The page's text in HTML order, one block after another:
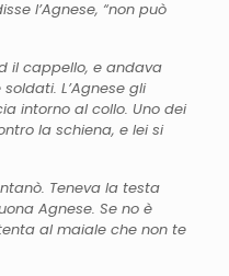
l’Agnese, “non può
il cappello, e andava
L’Agnese gli
intorno al collo. Uno dei
la schiena, e lei si
Teneva la testa
Agnese. Se no è
al maiale che non te